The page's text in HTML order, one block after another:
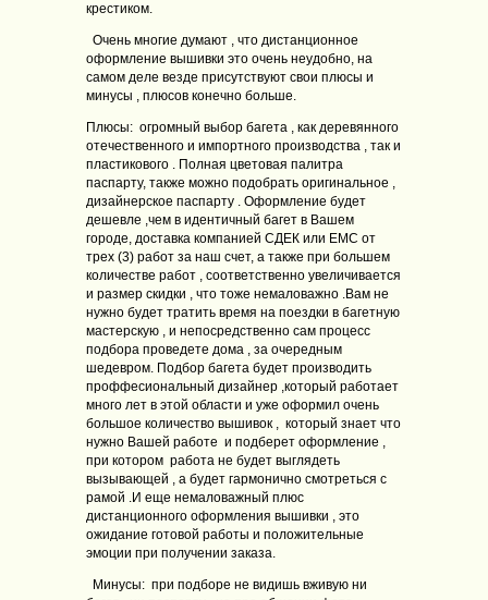
крестиком.
Очень многие думают , что дистанционное
оформление вышивки это очень неудобно, на
самом деле везде присутствуют свои плюсы и
минусы , плюсов конечно больше.
Плюсы: огромный выбор багета , как деревянного
отечественного и импортного производства , так и
пластикового . Полная цветовая палитра
паспарту, также можно подобрать оригинальное ,
дизайнерское паспарту . Оформление будет
дешевле ,чем в идентичный багет в Вашем
городе, доставка компанией СДЕК или ЕМС от
трех (3) работ за наш счет, а также при большем
количестве работ , соответственно увеличивается
и размер скидки , что тоже немаловажно .Вам не
нужно будет тратить время на поездки в багетную
мастерскую , и непосредственно сам процесс
подбора проведете дома , за очередным
шедевром. Подбор багета будет производить
проффесиональный дизайнер ,который работает
много лет в этой области и уже оформил очень
большое количество вышивок , который знает что
нужно Вашей работе и подберет оформление ,
при котором работа не будет выглядеть
вызывающей , а будет гармонично смотреться с
рамой .И еще немаловажный плюс
дистанционного оформления вышивки , это
ожидание готовой работы и положительные
эмоции при получении заказа.
Минусы: при подборе не видишь вживую ни